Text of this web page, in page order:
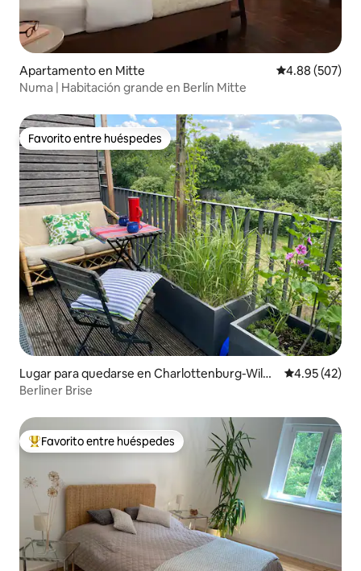
Apartamento en Mitte Calificación
4.88 (507)
Numa | Habitación grande en Berlín Mitte
Favorito entre huéspedes
Favorito entre huéspedes
Lugar para quedarse en Charlottenburg-Wilm
ersdorf
Calificación
4.95 (42)
Berliner Brise
Favorito entre huéspedes preferido
Favorito entre huéspedes